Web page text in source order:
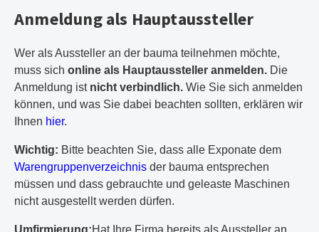
Anmeldung als Hauptaussteller
Wer als Aussteller an der bauma teilnehmen möchte,
muss sich online als Hauptaussteller anmelden. Die
Anmeldung ist nicht verbindlich. Wie Sie sich anmelden
können, und was Sie dabei beachten sollten, erklären wir
Ihnen hier.
Wichtig: Bitte beachten Sie, dass alle Exponate dem
Warengruppenverzeichnis der bauma entsprechen
müssen und dass gebrauchte und geleaste Maschinen
nicht ausgestellt werden dürfen.
Umfirmierung:Hat Ihre Firma bereits als Aussteller an